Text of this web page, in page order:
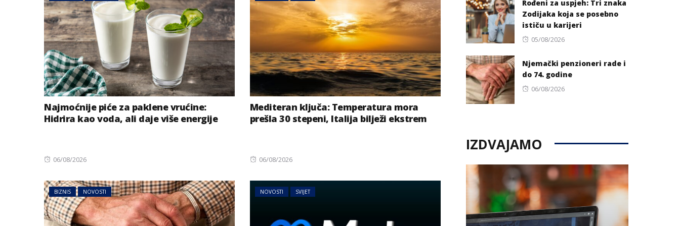
Najmoćnije piće za paklene vrućine:
Hidrira kao voda, ali daje više energije
Posted
06/08/2026
Mediteran ključa: Temperatura mora
prešla 30 stepeni, Italija bilježi ekstrem
Posted
06/08/2026
BIZNIS NOVOSTI NOVOSTI SVIJET
Rođeni za uspjeh: Tri znaka
Zodijaka koja se posebno
ističu u karijeri
Posted
05/08/2026
Njemački penzioneri rade i
do 74. godine
Posted
06/08/2026
IZDVAJAMO